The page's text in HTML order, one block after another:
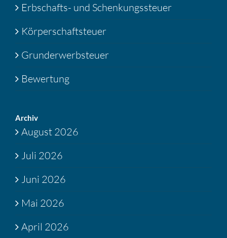
Erbschafts- und Schenkungssteuer
Körperschaftsteuer
Grunderwerbsteuer
Bewertung
Archiv
August 2026
Juli 2026
Juni 2026
Mai 2026
April 2026